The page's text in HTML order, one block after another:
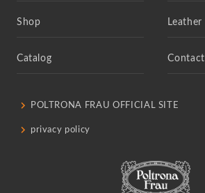
Shop Leather
Catalog Contact
POLTRONA FRAU OFFICIAL SITE
privacy policy